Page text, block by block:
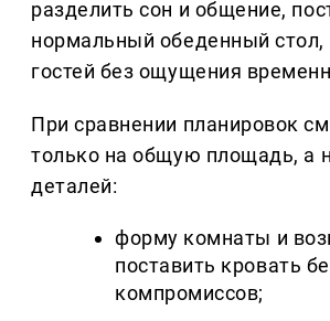
разделить сон и общение,
нормальный обеденный стол,
гостей без ощущения
При сравнении планировок
только на общую площадь, а
деталей:
форму комнаты и
поставить кровать
компромиссов;